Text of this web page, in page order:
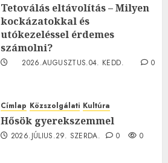
Tetoválás eltávolítás – Milyen
kockázatokkal és
utókezeléssel érdemes
számolni?
2026.AUGUSZTUS.04. KEDD.
0
Címlap Közszolgálati Kultúra
Hősök gyerekszemmel
2026.JÚLIUS.29. SZERDA. 0 0